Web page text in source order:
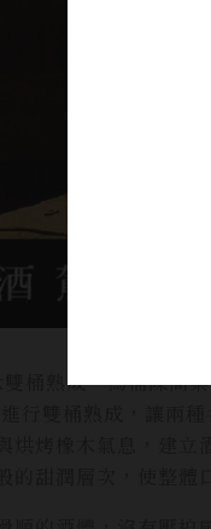
桶熟成，為桶陳高